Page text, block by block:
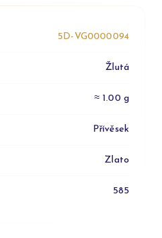
5D-VG0000094
Žlutá
≈ 1.00 g
Přívěsek
Zlato
585